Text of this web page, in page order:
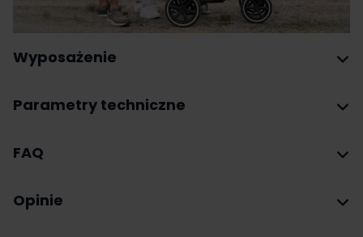
Wyposażenie
Parametry techniczne
FAQ
Opinie